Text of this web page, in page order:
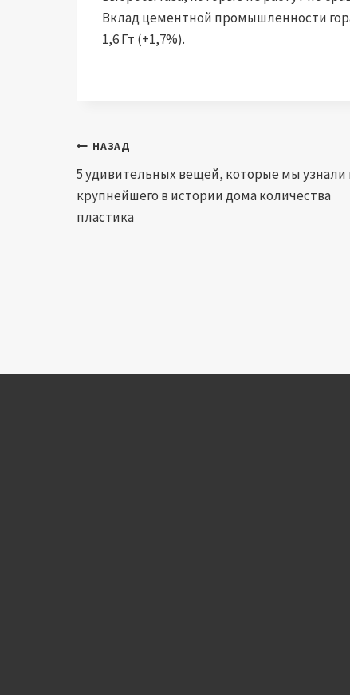
Вклад цементной промышленности
1,6 Гт (+1,7%).
Навигация
по
записям
НАЗАД
5 удивительных вещей, которые мы узнали
крупнейшего в истории дома количества
пластика